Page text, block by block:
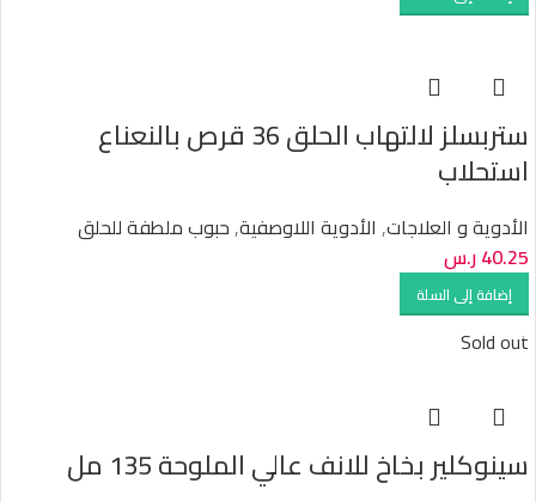
ستربسلز لالتهاب الحلق 36 قرص بالنعناع
استحلاب
الأدوية و العلاجات, الأدوية اللاوصفية,حبوب ملطفة للحلق
40.25ر.س
إضافة إلى السلة
Sold out
سينوكلير بخاخ للانف عالي الملوحة 135 مل